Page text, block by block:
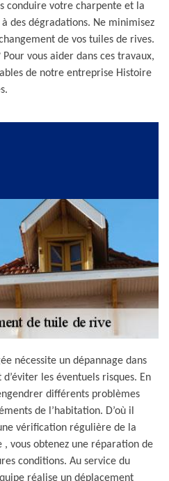
conduire votre charpente et la
des dégradations. Ne minimisez
de vos tuiles de rives.
vous aider dans ces travaux,
de notre entreprise Histoire
nécessite un dépannage dans
les éventuels risques. En
différents problèmes
de l’habitation. D’où il
vérification régulière de la
vous obtenez une réparation de
conditions. Au service du
réalise un déplacement